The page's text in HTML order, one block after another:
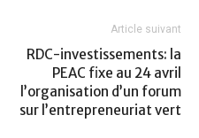
Article suivant
RDC-investissements: la
PEAC fixe au 24 avril
l’organisation d’un forum
sur l’entrepreneuriat vert